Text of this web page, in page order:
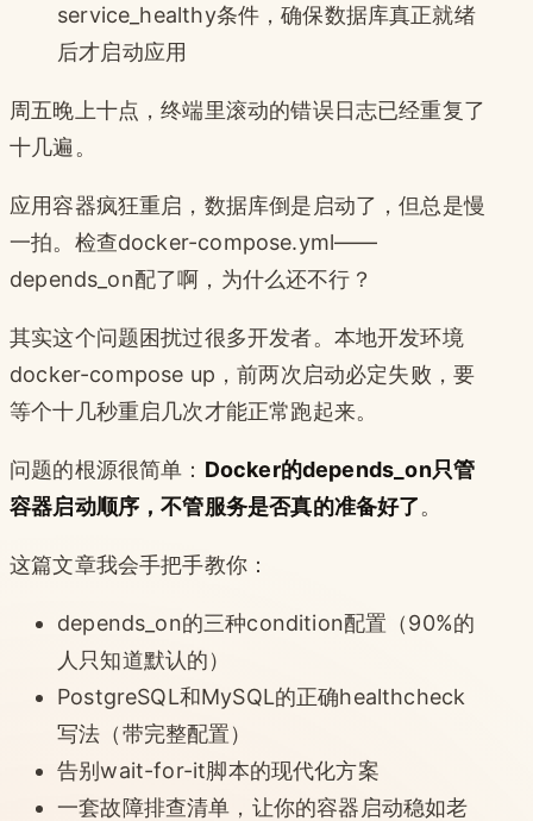
service_healthy条件，确保数据库真正就绪
后才启动应用
周五晚上十点，终端里滚动的错误日志已经重复了
十几遍。
应用容器疯狂重启，数据库倒是启动了，但总是慢
一拍。检查docker-compose.yml——
depends_on配了啊，为什么还不行？
其实这个问题困扰过很多开发者。本地开发环境
docker-compose up，前两次启动必定失败，要
等个十几秒重启几次才能正常跑起来。
问题的根源很简单： Docker的depends_on只管
容器启动顺序，不管服务是否真的准备好了。
这篇文章我会手把手教你：
depends_on的三种condition配置（90%的
人只知道默认的）
PostgreSQL和MySQL的正确healthcheck
写法（带完整配置）
告别wait-for-it脚本的现代化方案
一套故障排查清单，让你的容器启动稳如老